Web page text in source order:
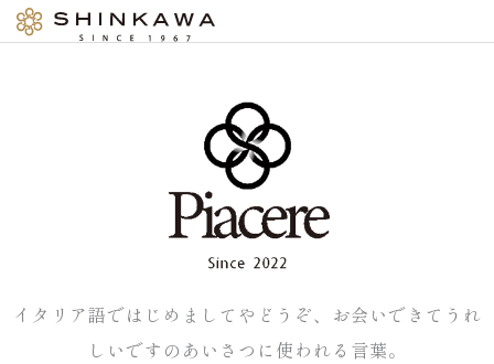
容
イタリア語ではじめましてやどうぞ、お会いできてうれ
しいですのあいさつに使われる言葉。